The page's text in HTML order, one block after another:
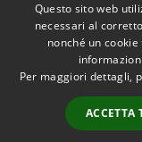
Accessibilità
Questo sito web
necessari al
nonché un
Per maggiori dettagli,
ACCETTA